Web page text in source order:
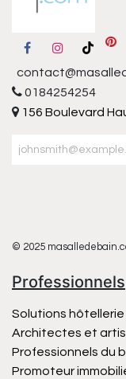
0184254254
156 Boulevard
© 2025
Professionnels
Solutions hôtellerie
Architectes et
Professionnels du
Promoteur